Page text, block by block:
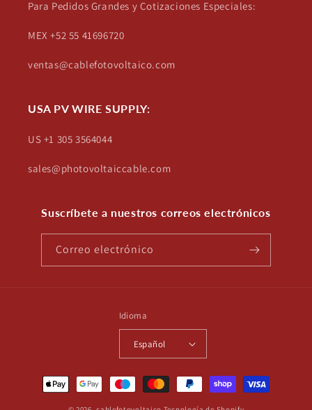
Para Pedidos Grandes y Cotizaciones Especiales:
MEX +52 55 41696720
ventas@cablefotovoltaico.com
USA PV WIRE SUPPLY:
US +1 305 3564044
sales@photovoltaiccable.com
Suscríbete a nuestros correos electrónicos
Correo electrónico
Idioma
Español
Formas
de